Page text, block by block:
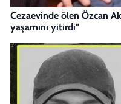
Cezaevinde ölen Özcan
yaşamını yitirdi"